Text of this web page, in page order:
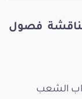
مناقشة فصول
الشعب